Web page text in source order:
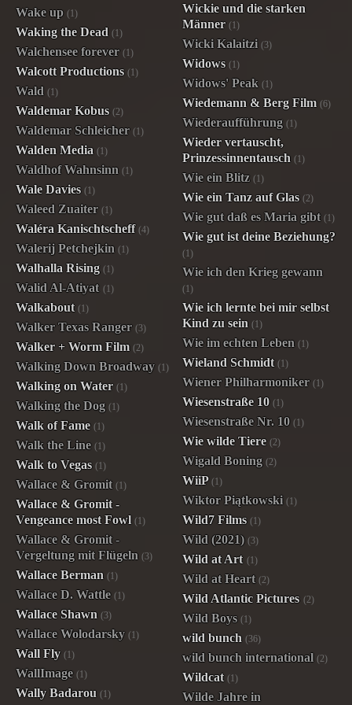
Wake up (1)
Waking the Dead (1)
Walchensee forever (1)
Walcott Productions (1)
Wald (1)
Waldemar Kobus (2)
Waldemar Schleicher (1)
Walden Media (1)
Waldhof Wahnsinn (1)
Wale Davies (1)
Waleed Zuaiter (1)
Waléra Kanischtscheff (4)
Walerij Petchejkin (1)
Walhalla Rising (1)
Walid Al-Atiyat (1)
Walkabout (1)
Walker Texas Ranger (3)
Walker + Worm Film (2)
Walking Down Broadway (1)
Walking on Water (1)
Walking the Dog (1)
Walk of Fame (1)
Walk the Line (1)
Walk to Vegas (1)
Wallace & Gromit (1)
Wallace & Gromit -
Vengeance most Fowl (1)
Wallace & Gromit -
Vergeltung mit Flügeln (3)
Wallace Berman (1)
Wallace D. Wattle (1)
Wallace Shawn (3)
Wallace Wolodarsky (1)
Wall Fly (1)
WallImage (1)
Wally Badarou (1)
Wickie und die starken
Männer (1)
Wicki Kalaitzi (3)
Widows (1)
Widows' Peak (1)
Wiedemann & Berg Film (6)
Wiederaufführung (1)
Wieder vertauscht,
Prinzessinnentausch (1)
Wie ein Blitz (1)
Wie ein Tanz auf Glas (2)
Wie gut daß es Maria gibt (1)
Wie gut ist deine Beziehung?
(1)
Wie ich den Krieg gewann
(1)
Wie ich lernte bei mir selbst
Kind zu sein (1)
Wie im echten Leben (1)
Wieland Schmidt (1)
Wiener Philharmoniker (1)
Wiesenstraße 10 (1)
Wiesenstraße Nr. 10 (1)
Wie wilde Tiere (2)
Wigald Boning (2)
WiiP (1)
Wiktor Piątkowski (1)
Wild7 Films (1)
Wild (2021) (3)
Wild at Art (1)
Wild at Heart (2)
Wild Atlantic Pictures (2)
Wild Boys (1)
wild bunch (36)
wild bunch international (2)
Wildcat (1)
Wilde Jahre in